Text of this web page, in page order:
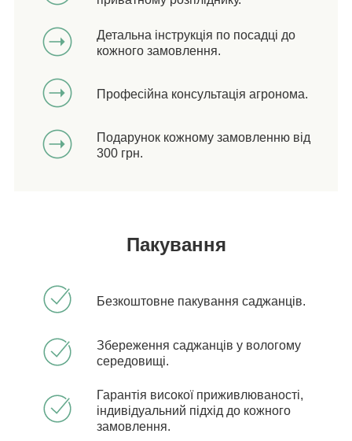
Детальна інструкція по посадці до
кожного замовлення.
Професійна консультація агронома.
Подарунок кожному замовленню від
300 грн.
Пакування
Безкоштовне пакування саджанців.
Збереження саджанців у вологому
середовищі.
Гарантія високої приживлюваності,
індивідуальний підхід до кожного
замовлення.